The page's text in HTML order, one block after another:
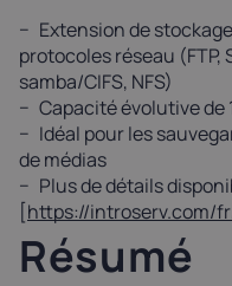
Extension de
protocoles réseau (FTP,
samba/CIFS, NFS)
Capacité évolutive de
Idéal pour les
de médias
Plus de détails
[https://introserv.com/
Résumé